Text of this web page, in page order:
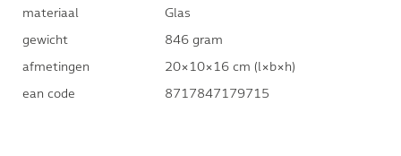
materiaal
Glas
gewicht
846 gram
afmetingen
20×10×16 cm (l×b×h)
ean code
8717847179715